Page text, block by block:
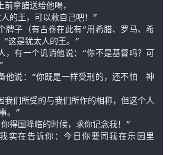
拿醋送给他喝，
的王，可以救自己吧！”
牌子（有古卷在此有“用希腊、罗马、希
“这是犹太人的王。”
，有一个讥诮他说：“你不是基督吗？可
他说：“你既是一样受刑的，还不怕　神
们所受的与我们所作的相称，但这个人
。”
得国降临的时候，求你记念我！”
实在告诉你：今日你要同我在乐园里